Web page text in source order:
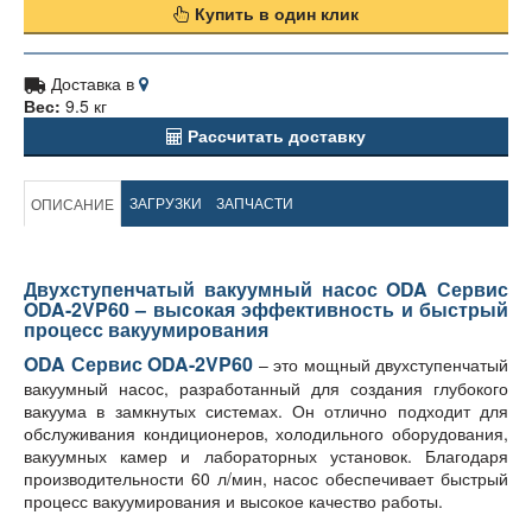
Купить в один клик
Доставка в
Вес: 9.5 кг
Рассчитать доставку
ОПИСАНИЕ ЗАГРУЗКИ ЗАПЧАСТИ
Двухступенчатый вакуумный насос ODA Сервис
ODA-2VP60 – высокая эффективность и быстрый
процесс вакуумирования
ODA Сервис ODA-2VP60 – это мощный двухступенчатый
вакуумный насос, разработанный для создания глубокого
вакуума в замкнутых системах. Он отлично подходит для
обслуживания кондиционеров, холодильного оборудования,
вакуумных камер и лабораторных установок. Благодаря
производительности 60 л/мин, насос обеспечивает быстрый
процесс вакуумирования и высокое качество работы.